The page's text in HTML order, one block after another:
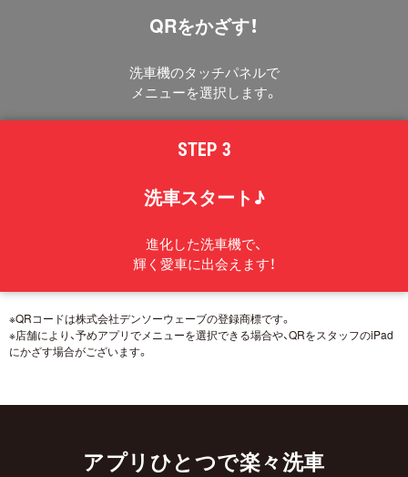
QRをかざす！
洗車機のタッチパネルで
メニューを選択します。
STEP 3
洗車スタート♪
進化した洗車機で、
輝く愛車に出会えます！
※QRコードは株式会社デンソーウェーブの登録商標です。
※店舗により、予めアプリでメニューを選択できる場合や、QRをスタッフのiPad
にかざす場合がございます。
アプリひとつで楽々洗車